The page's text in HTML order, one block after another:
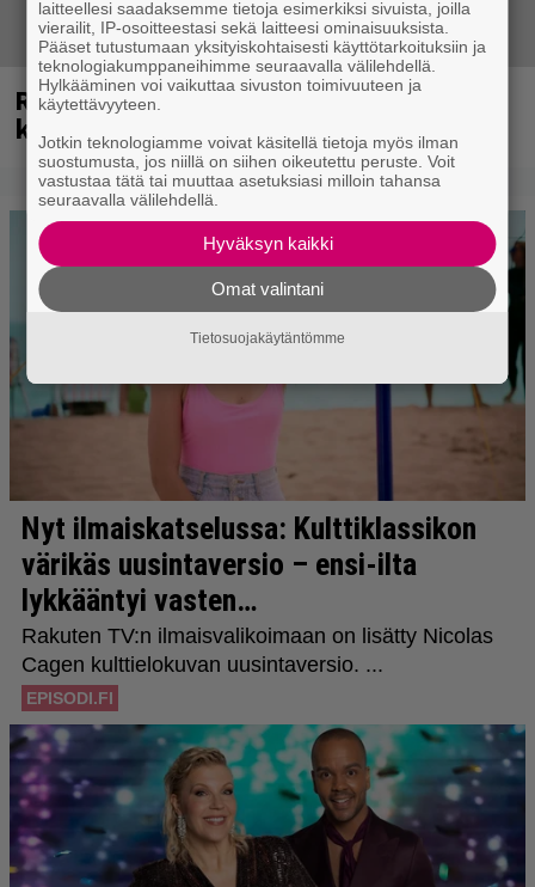
Rushin Neil Peartista ilmestyy ensi
kuussa dokumentti
laitteellesi saadaksemme tietoja esimerkiksi sivuista, joilla
vierailit, IP-osoitteestasi sekä laitteesi ominaisuuksista.
Pääset tutustumaan yksityiskohtaisesti käyttötarkoituksiin ja
teknologiakumppaneihimme seuraavalla välilehdellä.
Hylkääminen voi vaikuttaa sivuston toimivuuteen ja
käytettävyyteen.
Jotkin teknologiamme voivat käsitellä tietoja myös ilman
suostumusta, jos niillä on siihen oikeutettu peruste. Voit
vastustaa tätä tai muuttaa asetuksiasi milloin tahansa
seuraavalla välilehdellä.
Hyväksyn kaikki
Omat valintani
Tietosuojakäytäntömme